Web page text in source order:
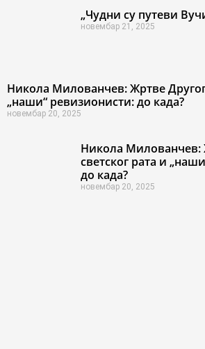
„Чудни су путеви
новембар 21, 2025
Никола Милованчев: Жртве Другог
„наши“ ревизионисти: до када?
новембар 20, 2025
Никола Милованчев:
светског рата и
до када?
новембар 20, 2025